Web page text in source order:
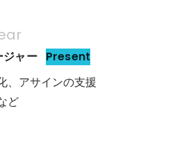
ャー Present
、アサインの支援
ど